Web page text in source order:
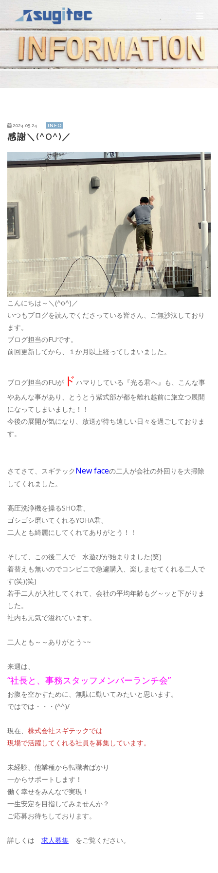
2024.05.24 INFO
感謝＼(^O^)／
こんにちは～＼(^o^)／
いつもブログを読んでくださっている皆さん、ご無沙汰しており
ます。
ブログ担当のFUです。
前回更新してから、１か月以上経ってしまいました。
ブログ担当のFUが ド ハマりしている『光る君へ』も、こんな事
やあんな事があり、とうとう紫式部が都を離れ越前に旅立つ展開
になってしまいました！！
今後の展開が気になり、放送が待ち遠しい日々を過ごしておりま
す。
さてさて、スギテックNew faceの二人が会社の外回りを大掃除
してくれました。
高圧洗浄機を操るSHO君、
ゴシゴシ磨いてくれるYOHA君、
二人とも綺麗にしてくれてありがとう！！
そして、この後二人で 水遊びが始まりました(笑)
着替えも無いのでコンビニで急遽購入、楽しませてくれる二人で
す(笑)(笑)
若手二人が入社してくれて、会社の平均年齢もグ～ッと下がりま
した。
社内も元気で溢れています。
二人とも～～ありがとう~~
来週は、
“社長と、事務スタッフメンバーランチ会”
お腹を空かすために、無駄に動いてみたいと思います。
ではでは・・・(^^)/
現在、 株式会社スギテックでは
現場で活躍してくれる社員を募集しています。
未経験、他業種から転職者ばかり
一からサポートします！
働く幸せをみんなで実現！
一生安定を目指してみませんか？
ご応募お待ちしております。
詳しくは 求人募集 をご覧ください。